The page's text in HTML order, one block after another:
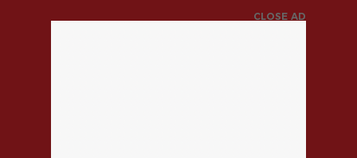
CLOSE AD